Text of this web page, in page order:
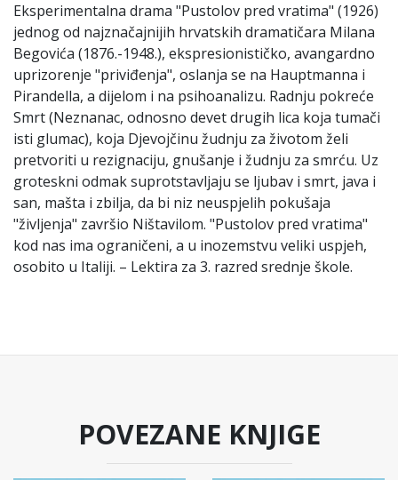
Eksperimentalna drama "Pustolov pred vratima" (1926)
jednog od najznačajnijih hrvatskih dramatičara Milana
Begovića (1876.-1948.), ekspresionističko, avangardno
uprizorenje "priviđenja", oslanja se na Hauptmanna i
Pirandella, a dijelom i na psihoanalizu. Radnju pokreće
Smrt (Neznanac, odnosno devet drugih lica koja tumači
isti glumac), koja Djevojčinu žudnju za životom želi
pretvoriti u rezignaciju, gnušanje i žudnju za smrću. Uz
groteskni odmak suprotstavljaju se ljubav i smrt, java i
san, mašta i zbilja, da bi niz neuspjelih pokušaja
"življenja" završio Ništavilom. "Pustolov pred vratima"
kod nas ima ograničeni, a u inozemstvu veliki uspjeh,
osobito u Italiji. – Lektira za 3. razred srednje škole.
POVEZANE KNJIGE